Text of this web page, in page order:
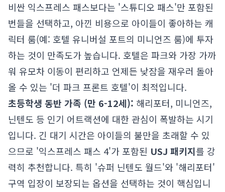
비싼 익스프레스 패스보다는 '스튜디오 패스'만 포함된
번들을 선택하고, 아낀 비용으로 아이들이 좋아하는 캐
릭터 룸(예: 호텔 유니버설 포트의 미니언즈 룸)에 투자
하는 것이 만족도가 높습니다. 호텔은 파크와 가장 가까
워 유모차 이동이 편리하고 언제든 낮잠을 재우러 돌아
올 수 있는 '더 파크 프론트 호텔'이 최적입니다.
초등학생 동반 가족 (만 6-12세): 해리포터, 미니언즈,
닌텐도 등 인기 어트랙션에 대한 관심이 폭발하는 시기
입니다. 긴 대기 시간은 아이들의 불만을 초래할 수 있
으므로 '익스프레스 패스 4'가 포함된 USJ 패키지를 강
력히 추천합니다. 특히 '슈퍼 닌텐도 월드'와 '해리포터'
구역 입장이 보장되는 옵션을 선택하는 것이 핵심입니